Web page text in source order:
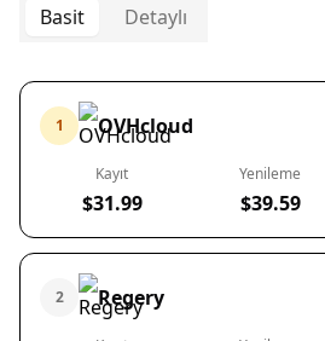
Basit
Detaylı
1 OVHcloud
Kayıt
$31.99
Yenileme
$39.59
2 Regery